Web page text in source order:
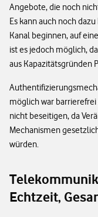
Angebote, die noch
Es kann auch noch
Kanal beginnen, auf
ist es jedoch möglich,
aus Kapazitätsgründen
möglich war
nicht beseitigen, da
Mechanismen
würden.
Echtzeit,